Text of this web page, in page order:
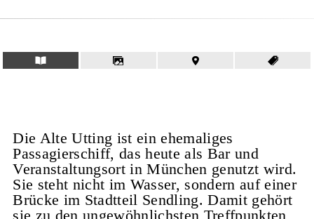
Die Alte Utting ist ein ehemaliges
Passagierschiff, das heute als Bar und
Veranstaltungsort in München genutzt wird.
Sie steht nicht im Wasser, sondern auf einer
Brücke im Stadtteil Sendling. Damit gehört
sie zu den ungewöhnlichsten Treffpunkten